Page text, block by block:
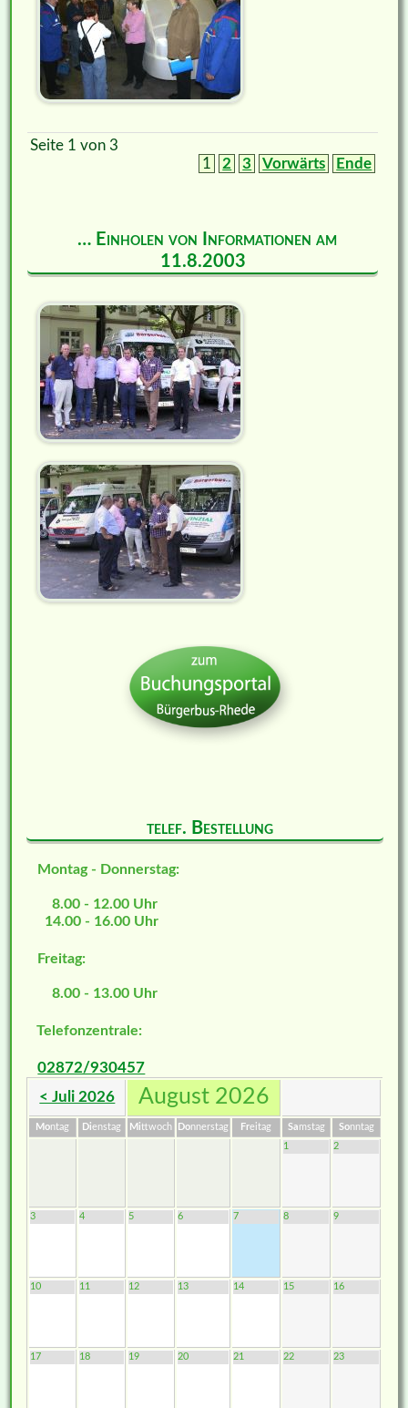
Seite 1 von 3
1
2 3 Vorwärts Ende
… Einholen von Informationen am
11.8.2003
telef. Bestellung
Montag - Donnerstag:
8.00 - 12.00 Uhr
14.00 - 16.00 Uhr
Freitag:
8.00 - 13.00 Uhr
Telefonzentrale:
02872/930457
< Juli 2026 August 2026
Montag Dienstag Mittwoch Donnerstag Freitag Samstag Sonntag
1
2
3 4 5 6 7 8 9
10 11 12 13 14 15 16
17 18 19 20 21 22 23